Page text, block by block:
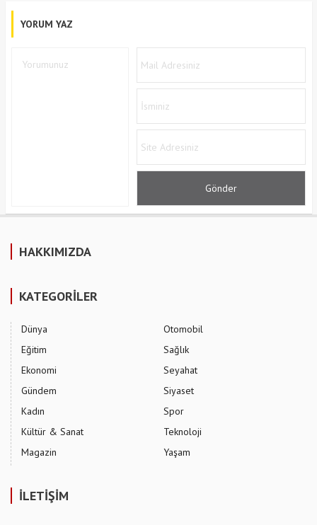
YORUM YAZ
HAKKIMIZDA
KATEGORİLER
Dünya
Eğitim
Ekonomi
Gündem
Kadın
Kültür & Sanat
Magazin
Otomobil
Sağlık
Seyahat
Siyaset
Spor
Teknoloji
Yaşam
İLETİŞİM